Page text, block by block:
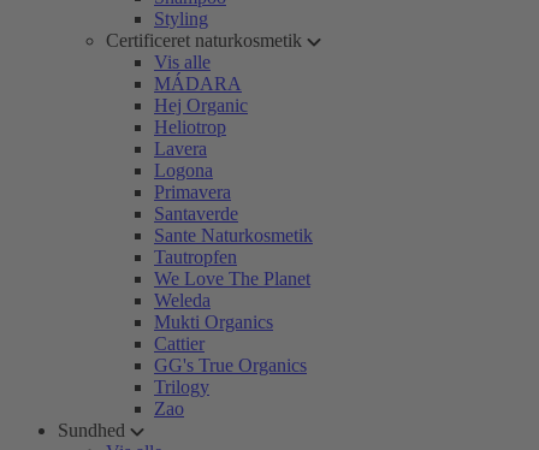
Styling
Certificeret naturkosmetik
Vis alle
MÁDARA
Hej Organic
Heliotrop
Lavera
Logona
Primavera
Santaverde
Sante Naturkosmetik
Tautropfen
We Love The Planet
Weleda
Mukti Organics
Cattier
GG's True Organics
Trilogy
Zao
Sundhed